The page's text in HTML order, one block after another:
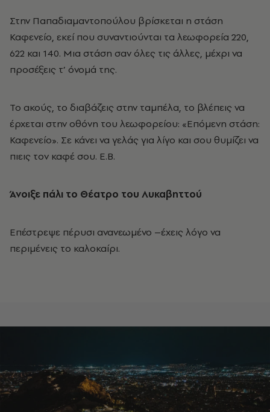
Στην Παπαδιαμαντοπούλου βρίσκεται η στάση
Καφενείο, εκεί που συναντιούνται τα λεωφορεία 220,
622 και 140. Μια στάση σαν όλες τις άλλες, μέχρι να
προσέξεις τ’ όνομά της.
Το ακούς, το διαβάζεις στην ταμπέλα, το βλέπεις να
έρχεται στην οθόνη του λεωφορείου: «Επόμενη στάση:
Καφενείο». Σε κάνει να γελάς για λίγο και σου θυμίζει να
πιεις τον καφέ σου. Ε.Β.
Άνοιξε πάλι το Θέατρο του Λυκαβηττού
Επέστρεψε πέρυσι ανανεωμένο –έχεις λόγο να
περιμένεις το καλοκαίρι.